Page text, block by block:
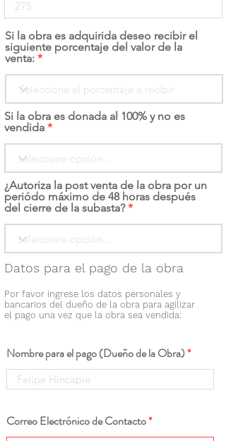
Si la obra es adquirida deseo recibir el
siguiente porcentaje del valor de la
venta:
Si la obra es donada al 100% y no es
vendida
¿Autoriza la post venta de la obra por un
periódo máximo de 48 horas después
del cierre de la subasta?
Datos para el pago de la obra
Por favor ingrese los datos personales y
bancarios del dueño de la obra para agilizar
el pago una vez que la obra sea vendida:
Nombre para el pago (Dueño de la Obra)
Correo Electrónico de Contacto